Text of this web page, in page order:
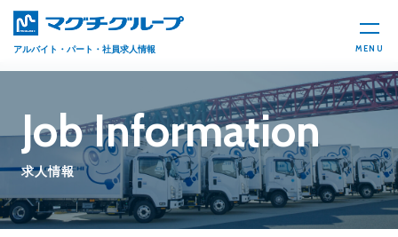
アルバイト・パート・社員求人情報 MENU
Job Information
求人情報